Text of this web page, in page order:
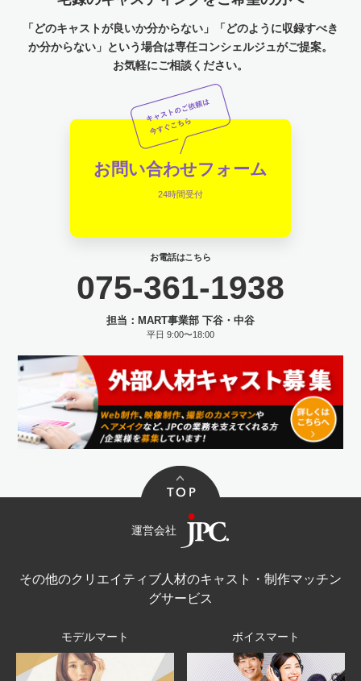
「どのキャストが良いか分からない」「どのように収録すべき
か分からない」という場合は専任コンシェルジュがご提案。
お気軽にご相談ください。
お問い合わせフォーム
24時間受付
お電話はこちら
075-361-1938
担当：MART事業部 下谷・中谷
平日 9:00〜18:00
運営会社
その他のクリエイティブ人材のキャスト・制作マッチン
グサービス
モデルマート ボイスマート